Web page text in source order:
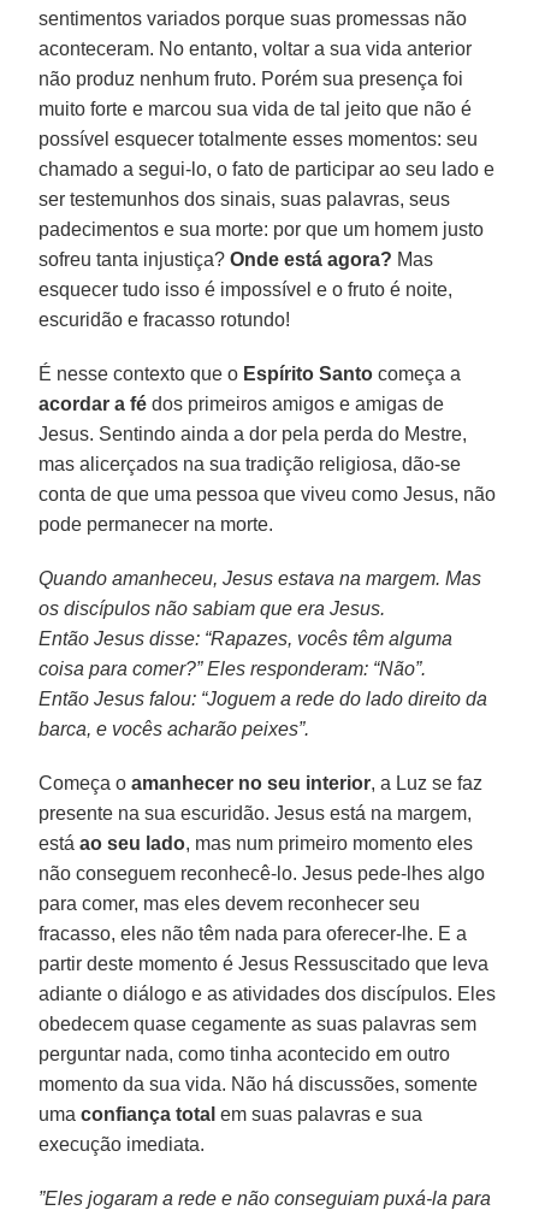
sentimentos variados porque suas promessas não
aconteceram. No entanto, voltar a sua vida anterior
não produz nenhum fruto. Porém sua presença foi
muito forte e marcou sua vida de tal jeito que não é
possível esquecer totalmente esses momentos: seu
chamado a segui-lo, o fato de participar ao seu lado e
ser testemunhos dos sinais, suas palavras, seus
padecimentos e sua morte: por que um homem justo
sofreu tanta injustiça?Onde está agora? Mas
esquecer tudo isso é impossível e o fruto é noite,
escuridão e fracasso rotundo!
É nesse contexto que o Espírito Santo começa a
acordar a fé dos primeiros amigos e amigas de
Jesus. Sentindo ainda a dor pela perda do Mestre,
mas alicerçados na sua tradição religiosa, dão-se
conta de que uma pessoa que viveu como Jesus, não
pode permanecer na morte.
Quando amanheceu, Jesus estava na margem. Mas
os discípulos não sabiam que era Jesus.
Então Jesus disse: “Rapazes, vocês têm alguma
coisa para comer?” Eles responderam: “Não”.
Então Jesus falou: “Joguem a rede do lado direito da
barca, e vocês acharão peixes”.
Começa oamanhecer no seu interior, a Luz se faz
presente na sua escuridão. Jesus está na margem,
estáao seu lado, mas num primeiro momento eles
não conseguem reconhecê-lo. Jesus pede-lhes algo
para comer, mas eles devem reconhecer seu
fracasso, eles não têm nada para oferecer-lhe. E a
partir deste momento é Jesus Ressuscitado que leva
adiante o diálogo e as atividades dos discípulos. Eles
obedecem quase cegamente as suas palavras sem
perguntar nada, como tinha acontecido em outro
momento da sua vida. Não há discussões, somente
umaconfiança total em suas palavras e sua
execução imediata.
”Eles jogaram a rede e não conseguiam puxá-la para